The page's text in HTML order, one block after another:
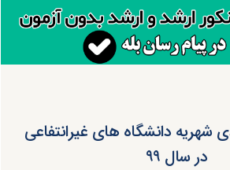
درصدی شهریه دانشگاه های غیرانتفاعی
در سال ۹۹